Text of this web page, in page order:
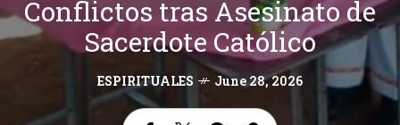
Conflictos tras Asesinato de
Sacerdote Católico
ESPIRITUALES June 28, 2026